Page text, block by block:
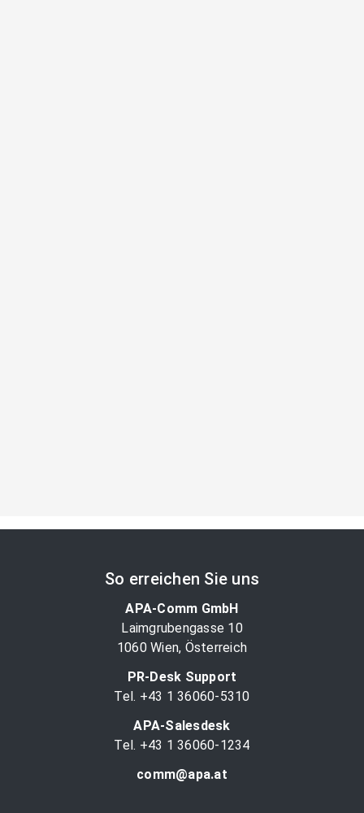
So erreichen Sie uns
APA-Comm GmbH
Laimgrubengasse 10
1060 Wien, Österreich
PR-Desk Support
Tel. +43 1 36060-5310
APA-Salesdesk
Tel. +43 1 36060-1234
comm@apa.at